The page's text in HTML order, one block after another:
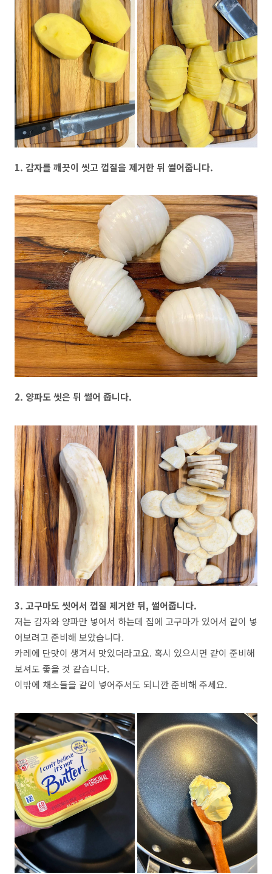
1. 감자를 깨끗이 씻고 껍질을 제거한 뒤 썰어줍니다.
2. 양파도 씻은 뒤 썰어 줍니다.
3. 고구마도 씻어서 껍질 제거한 뒤, 썰어줍니다.
저는 감자와 양파만 넣어서 하는데 집에 고구마가 있어서 같이 넣
어보려고 준비해 보았습니다.
카레에 단맛이 생겨서 맛있더라고요. 혹시 있으시면 같이 준비해
보셔도 좋을 것 같습니다.
이밖에 채소들을 같이 넣어주셔도 되니깐 준비해 주세요.